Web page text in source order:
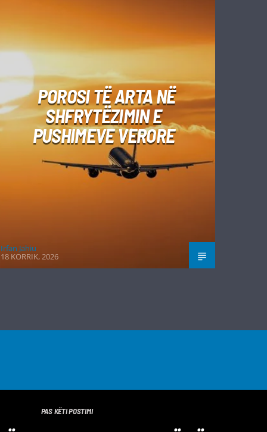
POROSI TË ARTA NË
SHFRYTËZIMIN E
PUSHIMEVE VERORE
Irfan Jahiu
18 KORRIK, 2026
PAS KËTI POSTIMI